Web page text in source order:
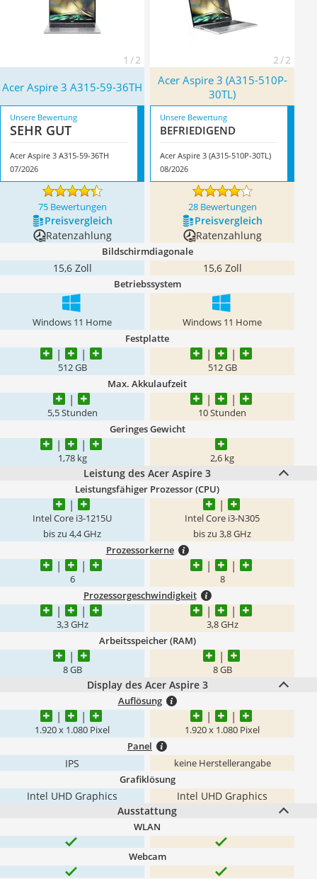
1 / 2 2 / 2
Acer Aspire 3 A315-59-36TH
Acer Aspire 3 (A315-510P-
30TL)
Unsere Bewertung
SEHR GUT
Acer Aspire 3 A315-59-36TH
07/2026
Unsere Bewertung
BEFRIE­DI­GEND
Acer Aspire 3 (A315-510P-30TL)
08/2026
75 Bewertungen 28 Bewertungen
Preis­vergleich
Preis­vergleich
Ratenzahlung
Ratenzahlung
Bildschirmdiagonale
15,6 Zoll 15,6 Zoll
Betriebssystem
Windows 11 Home Windows 11 Home
Festplatte
512 GB 512 GB
Max. Akkulaufzeit
5,5 Stunden 10 Stunden
Geringes Gewicht
1,78 kg 2,6 kg
Leistung des Acer Aspire 3
Leistungsfähiger Prozessor (CPU)
Intel Core i3-1215U
bis zu 4,4 GHz
Intel Core i3-N305
bis zu 3,8 GHz
Prozessorkerne
6 8
Prozessorgeschwindigkeit
3,3 GHz 3,8 GHz
Arbeitsspeicher (RAM)
8 GB 8 GB
Display des Acer Aspire 3
Auflösung
1.920 x 1.080 Pixel 1.920 x 1.080 Pixel
Panel
IPS keine Herstellerangabe
Grafiklösung
Intel UHD Graphics
‎Intel UHD Graphics
Ausstattung
WLAN
Webcam